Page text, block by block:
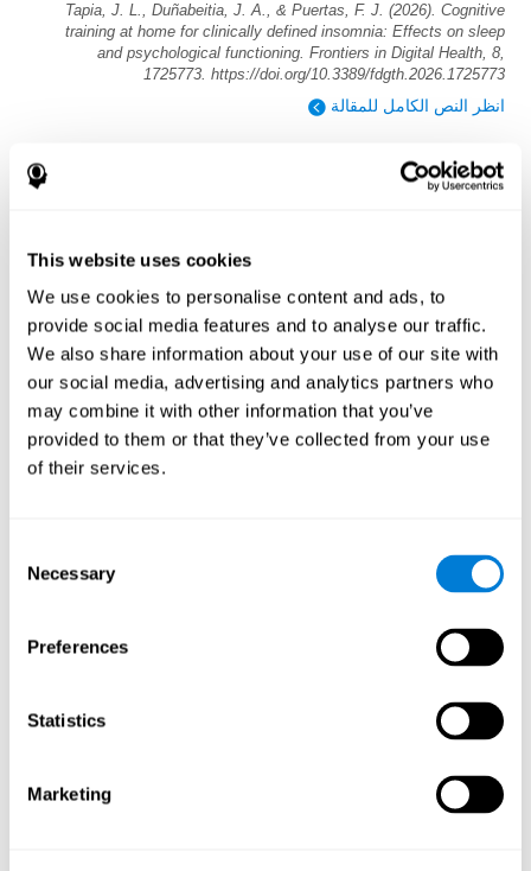
This website uses cookies
We use cookies to personalise content and ads, to
provide social media features and to analyse our traffic.
We also share information about your use of our site with
our social media, advertising and analytics partners who
may combine it with other information that you’ve
provided to them or that they’ve collected from your use
of their services.
Selection
Necessary
Preferences
Statistics
Marketing
Tapia, J. L., Duñabeitia, J. A., & Puertas, F. J. (2026). Cognitive
training at home for clinically defined insomnia: Effects on sleep
and psychological functioning. Frontiers in Digital Health, 8,
1725773. https://doi.org/10.3389/fdgth.2026.1725773
انظر النص الكامل للمقالة
التدريب المعرفي الجديد القائم على التلفزيون
يحسن الذاكرة العاملة والوظيفة التنفيذية
Evelyn Shatil, Jaroslava Mikulecká, Francesco Bellotti, Vladimír
Burěs - Novel Television-Based Cognitive Training Improves
Working Memory and Executive Function - PLOS ONE July 03,
2014. 10.1371/journal.pone.0101472
أقرأ نص المقال كاملاً على PubMed
تأثيرات التدريب بالكمبيوتر في الوظائف التنفيذية
والأداء الأكاديمي عند الأطفال
based training on children’s executive functions and academic
achievement. The Journal of Educational Research, 1–10.
https://doi.org/10.1080/00220671.2021.1998881